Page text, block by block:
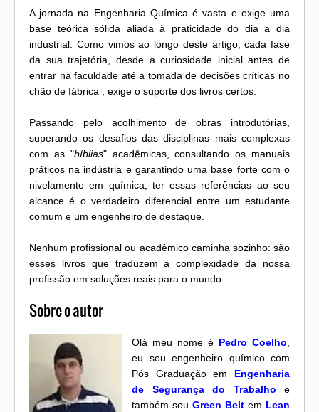
A jornada na Engenharia Química é vasta e exige uma
base teórica sólida aliada à praticidade do dia a dia
industrial. Como vimos ao longo deste artigo, cada fase
da sua trajetória, desde a curiosidade inicial antes de
entrar na faculdade até a tomada de decisões críticas no
chão de fábrica , exige o suporte dos livros certos.
Passando pelo acolhimento de obras introdutórias,
superando os desafios das disciplinas mais complexas
com as "bíblias" acadêmicas, consultando os manuais
práticos na indústria e garantindo uma base forte com o
nivelamento em química, ter essas referências ao seu
alcance é o verdadeiro diferencial entre um estudante
comum e um engenheiro de destaque.
Nenhum profissional ou acadêmico caminha sozinho: são
esses livros que traduzem a complexidade da nossa
profissão em soluções reais para o mundo.
Sobre o autor
Olá meu nome é Pedro Coelho
eu sou engenheiro químico com
Pós Graduação em Engenharia
de Segurança do Trabalho e
também sou Green Belt em Lean